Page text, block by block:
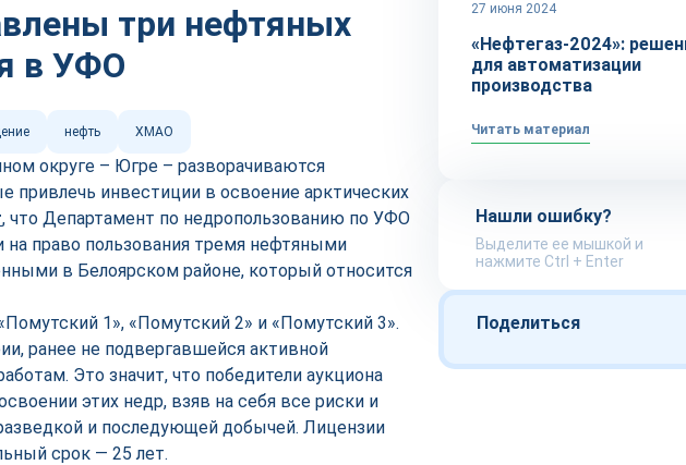
три нефтяных
в УФО
нефть ХМАО
округе – Югре – разворачиваются
привлечь инвестиции в освоение арктических
, что Департамент по недропользованию по УФО
на право пользования тремя нефтяными
в Белоярском районе, который относится
1», «Помутский 2» и «Помутский 3».
ранее не подвергавшейся активной
Это значит, что победители аукциона
этих недр, взяв на себя все риски и
и последующей добычей. Лицензии
срок — 25 лет.
27 июня 2024
«Нефтегаз-2024»:
для автоматизации
производства
Читать материал
Нашли ошибку?
Выделите ее мышкой и
нажмите Ctrl + Enter
Поделиться